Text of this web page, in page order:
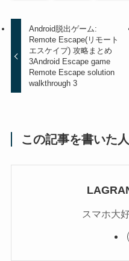
Android脱出ゲーム:
Remote Escape(リモート
エスケイプ) 攻略まとめ
3Android Escape game
Remote Escape solution
walkthrough 3
この記事を書いた人
スマホ大